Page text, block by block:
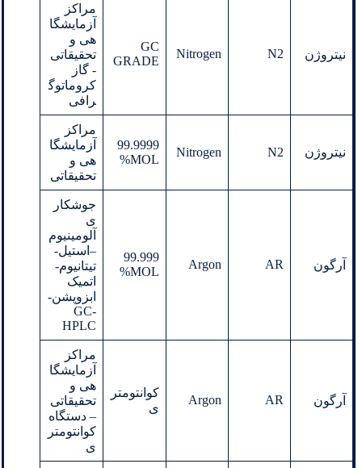
نیتروژن N2
Nitrogen
GC
GRADE
مراکز
آزمایشگا
هی و
تحقیقاتی
- گاز
کروماتوگ
رافی
نیتروژن N2
Nitrogen
99.9999
MOL%
مراکز
آزمایشگا
هی و
تحقیقاتی
آرگون AR
Argon
99.999
MOL%
جوشکار
ی
آلومینیوم
–استیل-
تیتانیوم-
اتمیک
ابزوپشن-
GC-
HPLC
آرگون AR
Argon
کوانتومتر
ی
مراکز
آزمایشگا
هی و
تحقیقاتی
– دستگاه
کوانتومتر
ی